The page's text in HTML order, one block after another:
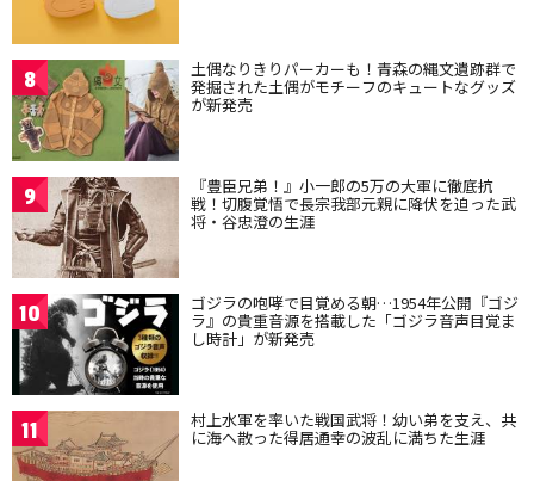
8 土偶なりきりパーカーも！青森の縄文遺跡群で
発掘された土偶がモチーフのキュートなグッズ
が新発売
9 『豊臣兄弟！』小一郎の5万の大軍に徹底抗
戦！切腹覚悟で長宗我部元親に降伏を迫った武
将・谷忠澄の生涯
10 ゴジラの咆哮で目覚める朝…1954年公開『ゴジ
ラ』の貴重音源を搭載した「ゴジラ音声目覚ま
し時計」が新発売
11 村上水軍を率いた戦国武将！幼い弟を支え、共
に海へ散った得居通幸の波乱に満ちた生涯